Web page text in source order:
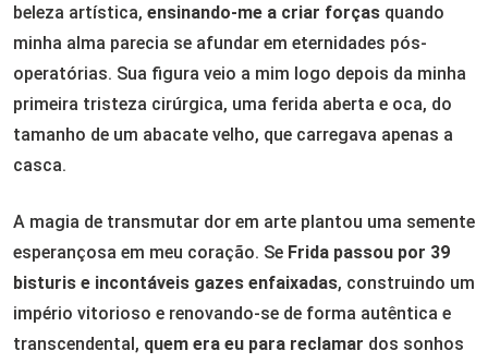
beleza artística, ensinando-me a criar forças quando
minha alma parecia se afundar em eternidades pós-
operatórias. Sua figura veio a mim logo depois da minha
primeira tristeza cirúrgica, uma ferida aberta e oca, do
tamanho de um abacate velho, que carregava apenas a
casca.
A magia de transmutar dor em arte plantou uma semente
esperançosa em meu coração. Se Frida passou por 39
bisturis e incontáveis gazes enfaixadas, construindo um
império vitorioso e renovando-se de forma autêntica e
transcendental, quem era eu para reclamar dos sonhos